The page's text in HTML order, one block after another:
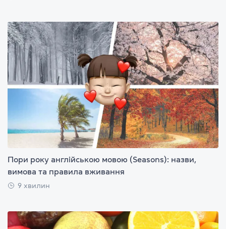
Пори року англійською мовою (Seasons): назви,
вимова та правила вживання
9 хвилин